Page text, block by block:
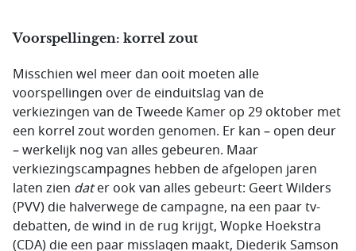
Voorspellingen: korrel zout
Misschien wel meer dan ooit moeten alle
voorspellingen over de einduitslag van de
verkiezingen van de Tweede Kamer op 29 oktober met
een korrel zout worden genomen. Er kan – open deur
– werkelijk nog van alles gebeuren. Maar
verkiezingscampagnes hebben de afgelopen jaren
laten zien dater ook van alles gebeurt: Geert Wilders
(PVV) die halverwege de campagne, na een paar tv-
debatten, de wind in de rug krijgt, Wopke Hoekstra
(CDA) die een paar misslagen maakt, Diederik Samson